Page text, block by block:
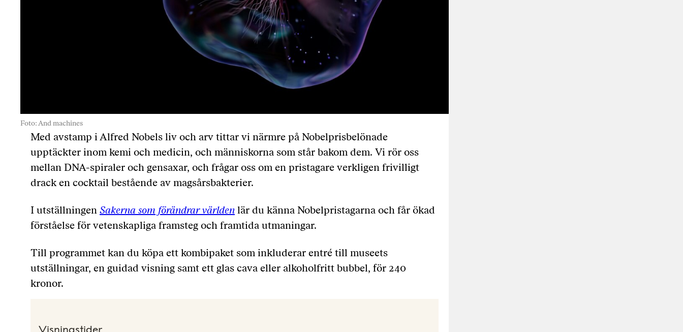
Foto: And machines
Med avstamp i Alfred Nobels liv och arv tittar vi närmre på Nobelprisbelönade
upptäckter inom kemi och medicin, och människorna som står bakom dem. Vi rör oss
mellan DNA-spiraler och gensaxar, och frågar oss om en pristagare verkligen frivilligt
drack en cocktail bestående av magsårsbakterier.
I utställningen Sakerna som förändrar världenlär du känna Nobelpristagarna och får ökad
förståelse för vetenskapliga framsteg och framtida utmaningar.
Till programmet kan du köpa ett kombipaket som inkluderar entré till museets
utställningar, en guidad visning samt ett glas cava eller alkoholfritt bubbel, för 240
kronor.